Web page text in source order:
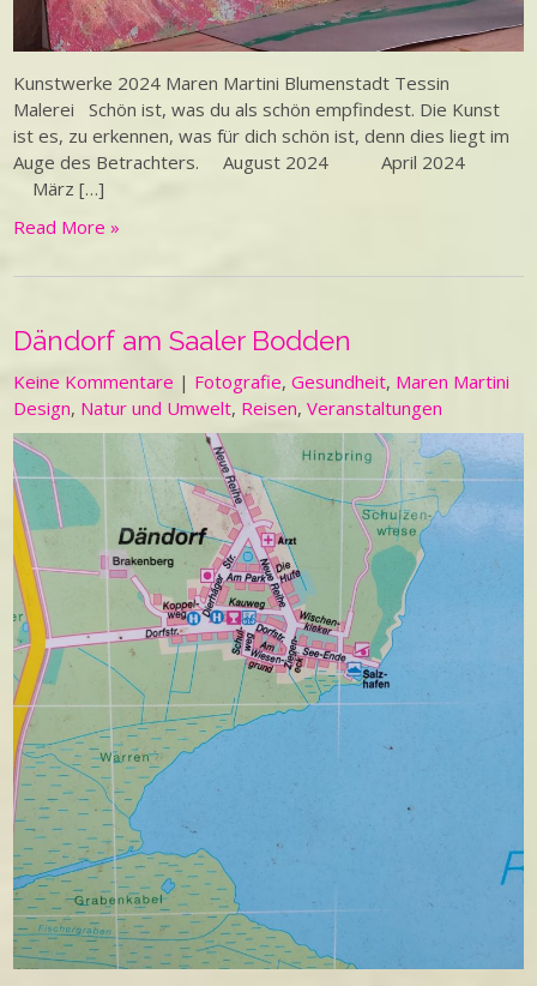
Kunstwerke 2024 Maren Martini Blumenstadt Tessin
Malerei Schön ist, was du als schön empfindest. Die Kunst
ist es, zu erkennen, was für dich schön ist, denn dies liegt im
Auge des Betrachters. August 2024 April 2024
März […]
Read More »
Dändorf am Saaler Bodden
Keine Kommentare | Fotografie,Gesundheit, Maren Martini
Design, Natur und Umwelt, Reisen,Veranstaltungen